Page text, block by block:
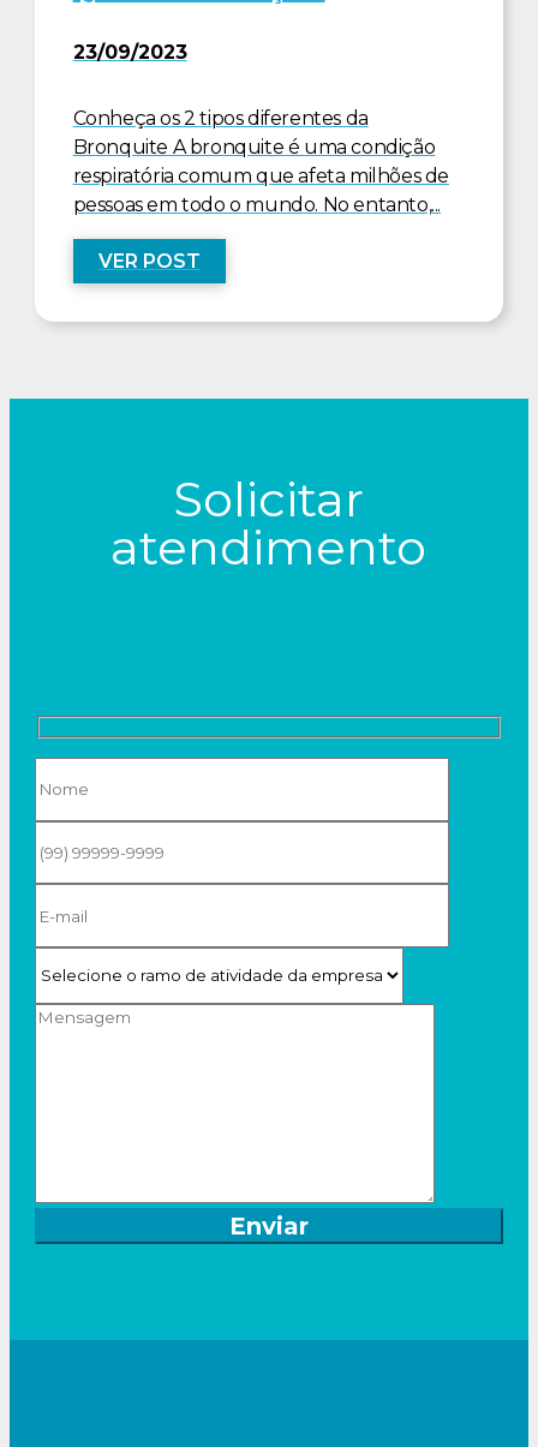
23/09/2023
Conheça os 2 tipos diferentes da
Bronquite A bronquite é uma condição
respiratória comum que afeta milhões de
pessoas em todo o mundo. No entanto,...
VER POST
Solicitar
atendimento